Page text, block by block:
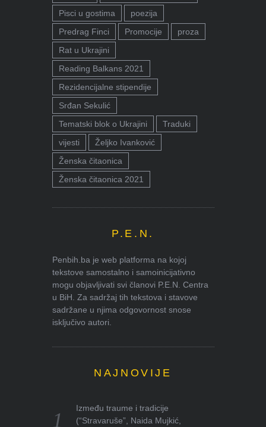
Pisci u gostima
poezija
Predrag Finci
Promocije
proza
Rat u Ukrajini
Reading Balkans 2021
Rezidencijalne stipendije
Srđan Sekulić
Tematski blok o Ukrajini
Traduki
vijesti
Željko Ivanković
Ženska čitaonica
Ženska čitaonica 2021
P.E.N.
Penbih.ba je web platforma na kojoj
tekstove samostalno i samoinicijativno
mogu objavljivati svi članovi P.E.N. Centra
u BiH. Za sadržaj tih tekstova i stavove
sadržane u njima odgovornost snose
isključivo autori.
NAJNOVIJE
Između traume i tradicije
(“Stravaruše”, Naida Mujkić,